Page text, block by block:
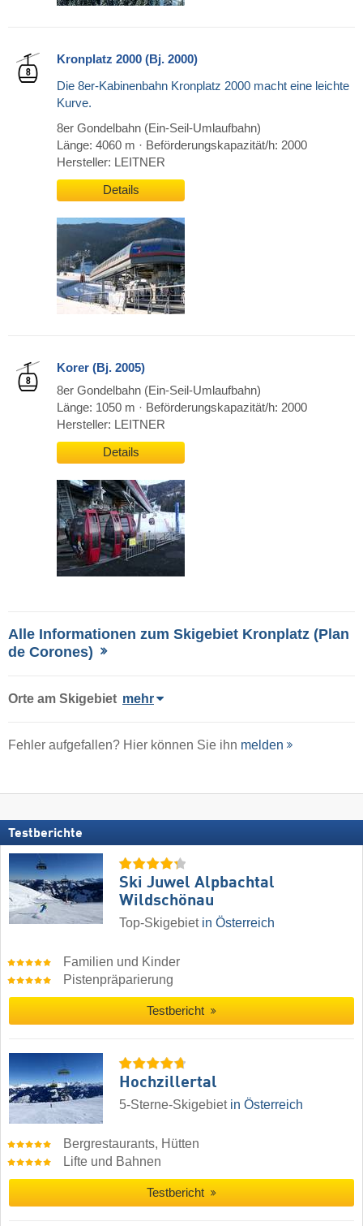
Kronplatz 2000 (Bj. 2000)
Die 8er-Kabinenbahn Kronplatz 2000 macht eine leichte
Kurve.
8er Gondelbahn (Ein-Seil-Umlaufbahn)
Länge: 4060 m · Beförderungskapazität/h: 2000
Hersteller: LEITNER
Details
Korer (Bj. 2005)
8er Gondelbahn (Ein-Seil-Umlaufbahn)
Länge: 1050 m · Beförderungskapazität/h: 2000
Hersteller: LEITNER
Details
Alle Informationen zum Skigebiet Kronplatz (Plan
de Corones)
Orte am Skigebiet mehr
Fehler aufgefallen? Hier können Sie ihn melden
Testberichte
Ski Juwel Alpbachtal
Wildschönau
Top-Skigebiet in Österreich
Familien und Kinder
Pistenpräparierung
Testbericht
Hochzillertal
5-Sterne-Skigebiet in Österreich
Bergrestaurants, Hütten
Lifte und Bahnen
Testbericht